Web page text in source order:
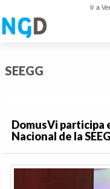
Ir a
SEEGG
DomusVi participa
Nacional de la